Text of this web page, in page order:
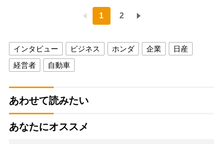
1 2
インタビュー ビジネス ホンダ 企業
日産
経営者
自動車
あわせて読みたい
あなたにオススメ